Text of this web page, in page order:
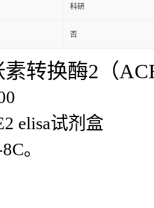
科研
否
转换酶2（
elisa试剂盒
。